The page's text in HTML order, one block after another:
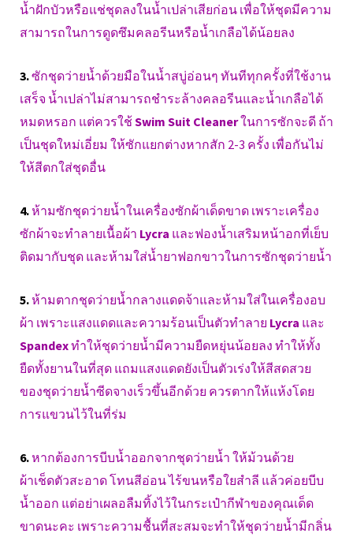
น้ำฝักบัวหรือแช่ชุดลงในน้ำเปล่าเสียก่อน เพื่อให้ชุดมีความ
สามารถในการดูดซึมคลอรีนหรือน้ำเกลือได้น้อยลง
3.ซักชุดว่ายน้ำด้วยมือในน้ำสบู่อ่อนๆ ทันทีทุกครั้งที่ใช้งาน
เสร็จ น้ำเปล่าไม่สามารถชำระล้างคลอรีนและน้ำเกลือได้
หมดหรอก แต่ควรใช้Swim Suit Cleanerในการซักจะดี ถ้า
เป็นชุดใหม่เอี่ยม ให้ซักแยกต่างหากสัก 2-3 ครั้ง เพื่อกันไม่
ให้สีตกใส่ชุดอื่น
4.ห้ามซักชุดว่ายน้ำในเครื่องซักผ้าเด็ดขาด เพราะเครื่อง
ซักผ้าจะทำลายเนื้อผ้า Lycra และฟองน้ำเสริมหน้าอกที่เย็บ
ติดมากับชุด และห้ามใส่น้ำยาฟอกขาวในการซักชุดว่ายน้ำ
5.ห้ามตากชุดว่ายน้ำกลางแดดจ้าและห้ามใส่ในเครื่องอบ
ผ้า เพราะแสงแดดและความร้อนเป็นตัวทำลาย Lycra และ
Spandexทำให้ชุดว่ายน้ำมีความยืดหยุ่นน้อยลง ทำให้ทั้ง
ยืดทั้งยานในที่สุด แถมแสงแดดยังเป็นตัวเร่งให้สีสดสวย
ของชุดว่ายน้ำซีดจางเร็วขึ้นอีกด้วย ควรตากให้แห้งโดย
การแขวนไว้ในที่ร่ม
6.หากต้องการบีบน้ำออกจากชุดว่ายน้ำ ให้ม้วนด้วย
ผ้าเช็ดตัวสะอาด โทนสีอ่อน ไร้ขนหรือใยสำลี แล้วค่อยบีบ
น้ำออก แต่อย่าเผลอลืมทิ้งไว้ในกระเป๋ากีฬาของคุณเด็ด
ขาดนะคะ เพราะความชื้นที่สะสมจะทำให้ชุดว่ายน้ำมีกลิ่น